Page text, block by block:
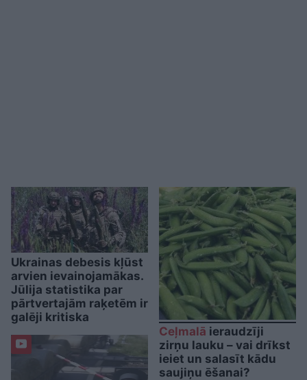
Ukrainas debesis kļūst
arvien ievainojamākas.
Jūlija statistika par
pārtvertajām raķetēm ir
galēji kritiska
Ceļmalā ieraudzīji
zirņu lauku – vai drīkst
ieiet un salasīt kādu
saujiņu ēšanai?